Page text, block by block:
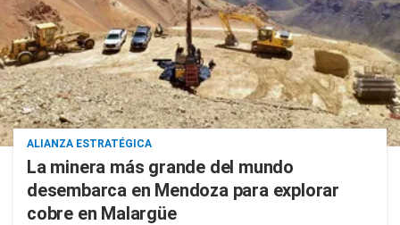
ALIANZA ESTRATÉGICA
La minera más grande del mundo
desembarca en Mendoza para explorar
cobre en Malargüe